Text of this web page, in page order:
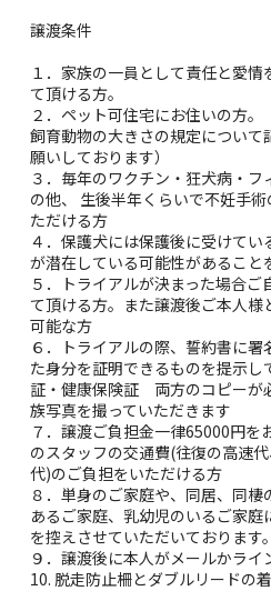
譲渡条件
１．家族の一員として責任と愛
て頂ける方。
２．ペット可住宅にお住いの方
飼育動物の大きさの規定につい
願いしております）
３．毎年のワクチン・狂犬病・
の他、 生後半年くらいで不妊手
ただける方
４．保護犬には保護後に受けて
が潜在している可能性があること
５．トライアルが決まった場合
て頂ける方。また譲渡後ご本人様
可能な方
６．トライアルの際、誓約書に
た身分を証明できるものを提示し
証・健康保険証 両方のコピーが
族写真を撮っていただきます
７．譲渡ご負担金一律65000円を
のスタッフの交通費(往復の高速
代)のご負担をいただける方
８．単身のご家庭や、同居、同
あるご家庭、乳幼児のいるご家
を控えさせていただいております
９．譲渡後に本人がメールかラ
10. 脱走防止柵とダブルリードの